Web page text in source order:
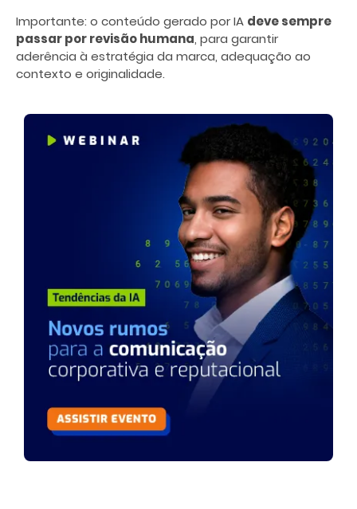
Importante: o conteúdo gerado por IA deve sempre
passar por revisão humana, para garantir
aderência à estratégia da marca, adequação ao
contexto e originalidade.